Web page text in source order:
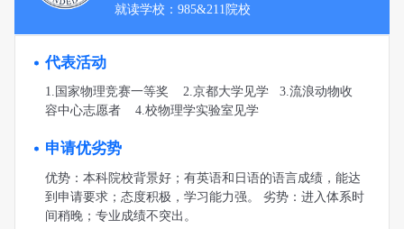
就读学校：985&211院校
代表活动
1.国家物理竞赛一等奖 2.京都大学见学 3.流浪动物收
容中心志愿者 4.校物理学实验室见学
申请优劣势
优势：本科院校背景好；有英语和日语的语言成绩，能达
到申请要求；态度积极，学习能力强。 劣势：进入体系时
间稍晚；专业成绩不突出。